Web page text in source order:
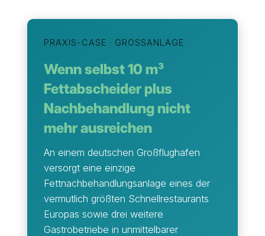
PRAXIS-CASE · GROSSANLAGE
Wenn selbst 10 m³
Fettabscheider plus
Nachbehandlung nicht
mehr ausreichen
An einem deutschen Großflughafen
versorgt eine einzige
Fettnachbehandlungsanlage eines der
vermutlich größten Schnellrestaurants
Europas sowie drei weitere
Gastrobetriebe in unmittelbarer